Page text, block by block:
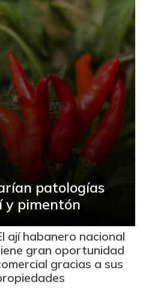
patologías
y pimentón
ají habanero nacional
gran oportunidad
gracias a sus